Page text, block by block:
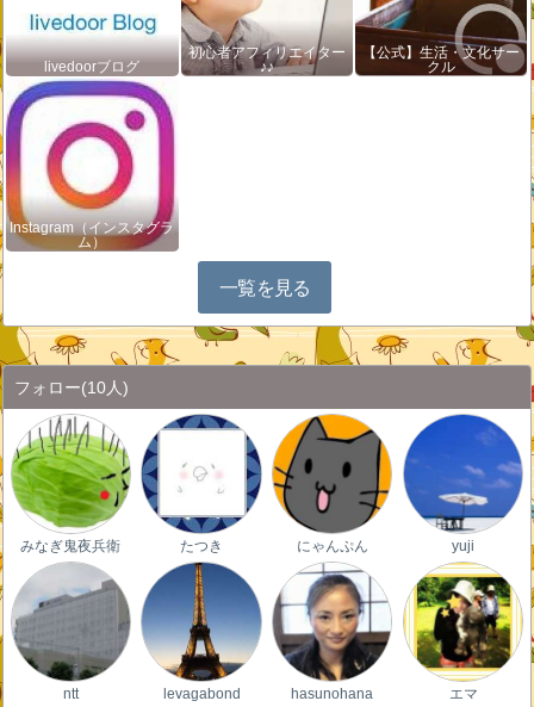
livedoorブログ
初心者アフィリエイター
♪♪
【公式】生活・文化サー
クル
Instagram（インスタグラ
ム）
一覧を見る
フォロー(10人)
みなぎ鬼夜兵衛 たつき にゃんぷん yuji
ntt levagabond hasunohana エマ